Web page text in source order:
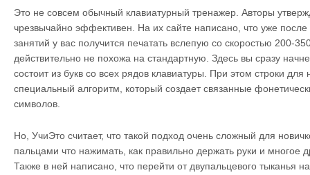
Это не совсем обычный клавиатурный тренажер. Авторы
чрезвычайно эффективен. На их сайте написано, что уже после
занятий у вас получится печатать вслепую со скоростью 200-
действительно не похожа на стандартную. Здесь вы сразу
состоит из букв со всех рядов клавиатуры. При этом строки для
специальный алгоритм, который создает связанные
символов.
Но, УчиЭто считает, что такой подход очень сложный для
пальцами что нажимать, как правильно держать руки и многое
Также в ней написано, что перейти от двупальцевого тыканья